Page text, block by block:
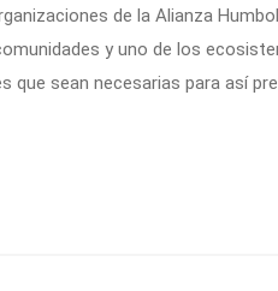
de la Alianza
y uno de los
que sean necesarias para así